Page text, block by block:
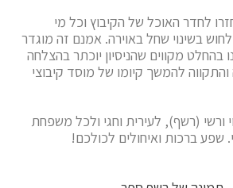
חזרו לחדר האוכל של הקיבוץ וכל מי
בשינוי שחל באוירה. אמנם זה מוגדר
בהחלט מקווים שהניסיון יוכתר בהצלחה
להמשך קיומו של מוסד קיבוצי
לנוי ורשי (רשף), לעירית וחגי ולכל משפחת
שפע ברכות ואיחולים לכולכם!